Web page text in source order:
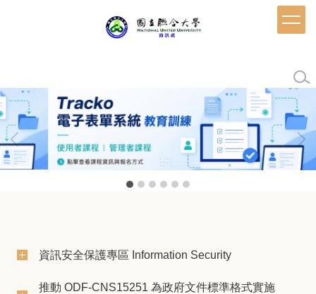
區
資訊安全保護專區 Information Security
推動 ODF-CNS15251 為政府文件標準格式實施